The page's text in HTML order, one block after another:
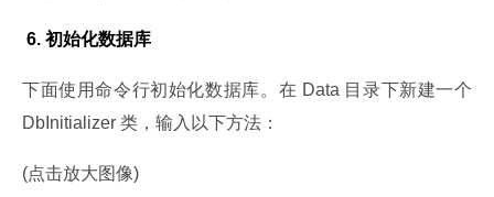
6. 初始化数据库
下面使用命令行初始化数据库。在 Data 目录下新建一个
DbInitializer 类，输入以下方法：
(点击放大图像)